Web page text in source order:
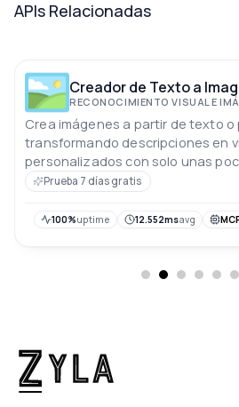
APIs Relacionadas
Creador de Texto a
RECONOCIMIENTO VISUAL E
Crea imágenes a partir de texto o
transformando descripciones en
personalizados con solo unas
Prueba 7 días gratis
100%uptime 12.552msavg